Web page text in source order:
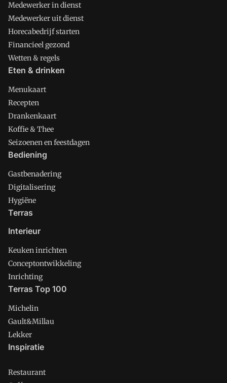
Medewerker in dienst
Medewerker uit dienst
Horecabedrijf starten
Financieel gezond
Wetten & regels
Eten & drinken
Menukaart
Recepten
Drankenkaart
Koffie & Thee
Seizoenen en feestdagen
Bediening
Gastbenadering
Digitalisering
Hygiëne
Terras
Interieur
Keuken inrichten
Conceptontwikkeling
Inrichting
Terras Top 100
Michelin
Gault&Millau
Lekker
Inspiratie
Restaurant